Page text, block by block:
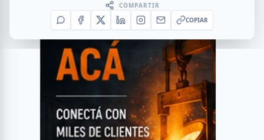
COMPARTIR
COPIAR